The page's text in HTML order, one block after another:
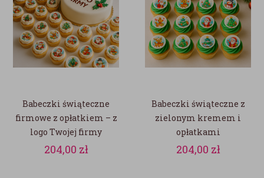
Babeczki świąteczne
firmowe z opłatkiem – z
logo Twojej firmy
204,00 zł
Babeczki świąteczne z
zielonym kremem i
opłatkami
bożonarodzeniowymi
204,00 zł